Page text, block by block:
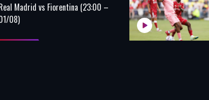
Madrid vs Fiorentina (23:00 –
08)